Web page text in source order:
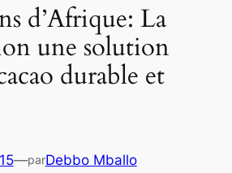
d’Afrique: La
une solution
durable et
—parDebbo Mballo